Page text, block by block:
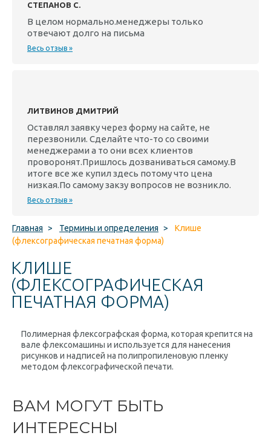
СТЕПАНОВ С.
В целом нормально.менеджеры только
отвечают долго на письма
Весь отзыв »
ЛИТВИНОВ ДМИТРИЙ
Оставлял заявку через форму на сайте, не
перезвонили. Сделайте что-то со своими
менеджерами а то они всех клиентов
проворонят.Пришлось дозваниваться самому.В
итоге все же купил здесь потому что цена
низкая.По самому закзу вопросов не возникло.
Весь отзыв »
Главная > Термины и определения >
Клише
(флексографическая печатная форма)
КЛИШЕ
(ФЛЕКСОГРАФИЧЕСКАЯ
ПЕЧАТНАЯ ФОРМА)
Полимерная флексографская форма, которая крепится на
вале флексомашины и используется для нанесения
рисунков и надписей на полипропиленовую пленку
методом флексографической печати.
ВАМ МОГУТ БЫТЬ
ИНТЕРЕСНЫ